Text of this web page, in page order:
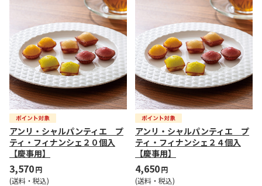
アンリ・シャルパンティエ プ
ティ・フィナンシェ２０個入
【慶事用】
3,570円
(送料・税込)
アンリ・シャルパンティエ プ
ティ・フィナンシェ２４個入
【慶事用】
4,650円
(送料・税込)